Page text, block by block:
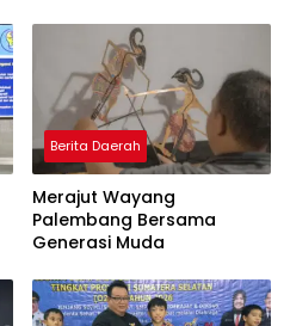
Model Pembelajaran
Nagham Al-Qur’an di UMM
Berita Daerah
Merajut Wayang
Palembang Bersama
Generasi Muda